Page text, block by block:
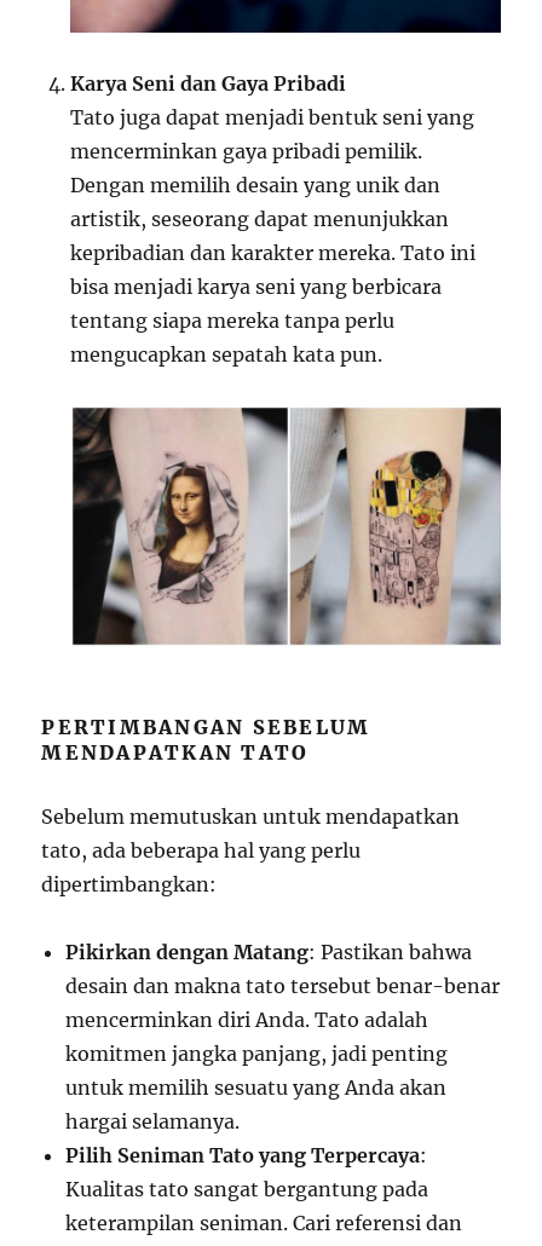
Karya Seni dan Gaya Pribadi
Tato juga dapat menjadi bentuk seni yang
mencerminkan gaya pribadi pemilik.
Dengan memilih desain yang unik dan
artistik, seseorang dapat menunjukkan
kepribadian dan karakter mereka. Tato ini
bisa menjadi karya seni yang berbicara
tentang siapa mereka tanpa perlu
mengucapkan sepatah kata pun.
PERTIMBANGAN SEBELUM
MENDAPATKAN TATO
Sebelum memutuskan untuk mendapatkan
tato, ada beberapa hal yang perlu
dipertimbangkan:
Pikirkan dengan Matang: Pastikan bahwa
desain dan makna tato tersebut benar-benar
mencerminkan diri Anda. Tato adalah
komitmen jangka panjang, jadi penting
untuk memilih sesuatu yang Anda akan
hargai selamanya.
Pilih Seniman Tato yang Terpercaya:
Kualitas tato sangat bergantung pada
keterampilan seniman. Cari referensi dan